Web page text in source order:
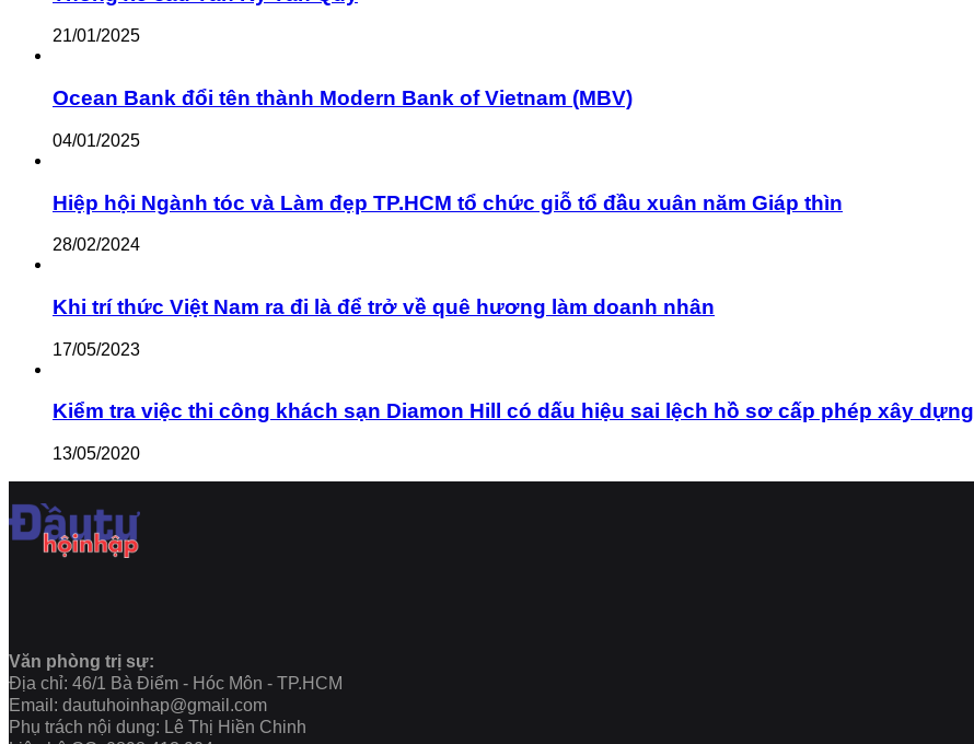
21/01/2025
Ocean Bank đổi tên thành Modern Bank of Vietnam (MBV)
04/01/2025
Hiệp hội Ngành tóc và Làm đẹp TP.HCM tổ chức giỗ tổ đầu xuân năm Giáp thìn
28/02/2024
Khi trí thức Việt Nam ra đi là để trở về quê hương làm doanh nhân
17/05/2023
Kiểm tra việc thi công khách sạn Diamon Hill có dấu hiệu sai lệch hồ sơ cấp phép xây dựng
13/05/2020
Văn phòng trị sự:
Địa chỉ: 46/1 Bà Điểm - Hóc Môn - TP.HCM
Email: dautuhoinhap@gmail.com
Phụ trách nội dung: Lê Thị Hiền Chinh